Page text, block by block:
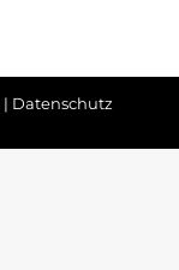
| Datenschutz